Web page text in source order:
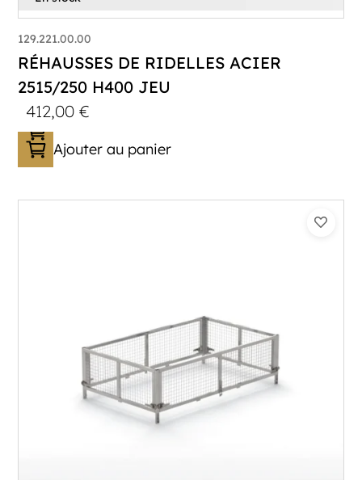
129.221.00.00
RÉHAUSSES DE RIDELLES ACIER
2515/250 H400 JEU
412,00€
Ajouter au panier